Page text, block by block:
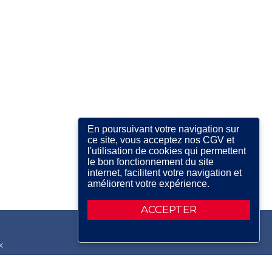
ACCEPTER
En poursuivant votre navigation sur
ce site, vous acceptez nos CGV et
l'utilisation de cookies qui permettent
le bon fonctionnement du site
internet, facilitent votre navigation et
améliorent votre expérience.